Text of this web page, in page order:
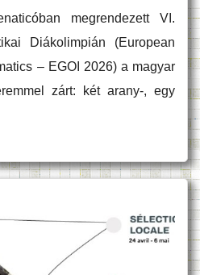
megrendezett VI.
Diákolimpián (European
– EGOI 2026) a magyar
zárt: két arany-, egy